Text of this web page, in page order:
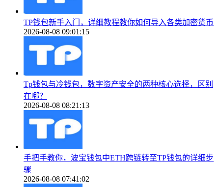
TP钱包新手入门，详细教程教你如何导入各类加密货币
2026-08-08 09:01:15
Tp钱包与冷钱包，数字资产安全的两种核心选择，区别
在哪？
2026-08-08 08:21:13
手把手教你，波宝钱包中ETH跨链转至TP钱包的详细步
骤
2026-08-08 07:41:02